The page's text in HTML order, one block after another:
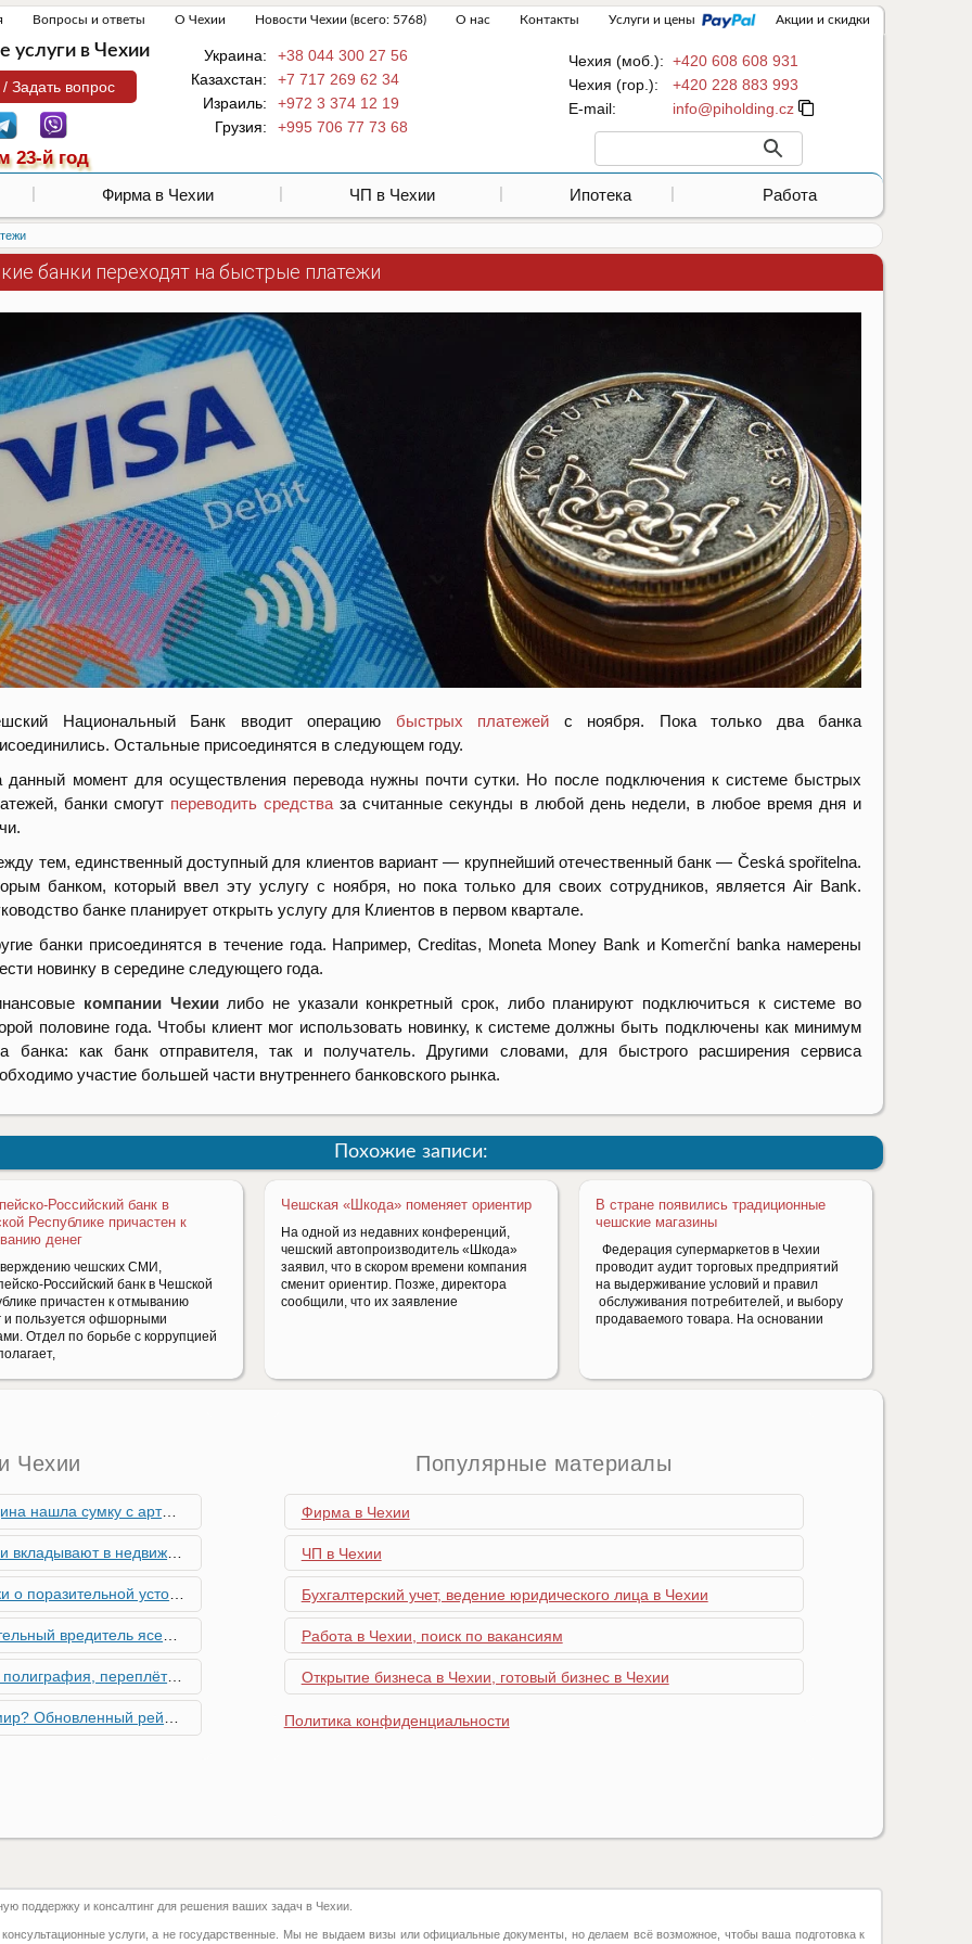
Вопросы и ответы О Чехии Новости Чехии (всего: 5768) О нас Контакты Услуги и цены Акции и скидки
Задать вопрос
23-й год
услуги в Чехии Чехия (моб.): +420 608 608 931
Чехия (гор.):
+420 228 883 993
Е-mail:
Украина:
+38 044 300 27 56
Казахстан:
+7 717 269 62 34
Израиль:
+972 3 374 12 19
Грузия:
+995 706 77 73 68
Фирма в Чехии ЧП в Чехии Ипотека Работа
банки переходят на быстрые платежи
Национальный Банк вводит операцию быстрых платежей с ноября. Пока только два банка
Остальные присоединятся в следующем году.
данный момент для осуществления перевода нужны почти сутки. Но после подключения к системе быстрых
банки смогут переводить средства за считанные секунды в любой день недели, в любое время дня и
тем, единственный доступный для клиентов вариант — крупнейший отечественный банк — Česká spořitelna.
банком, который ввел эту услугу с ноября, но пока только для своих сотрудников, является Air Bank.
банке планирует открыть услугу для Клиентов в первом квартале.
банки присоединятся в течение года. Например, Creditas, Moneta Money Bank и Komerční banka намерены
новинку в середине следующего года.
компании Чехиилибо не указали конкретный срок, либо планируют подключиться к системе во
половине года. Чтобы клиент мог использовать новинку, к системе должны быть подключены как минимум
банка: как банк отправителя, так и получатель. Другими словами, для быстрого расширения сервиса
участие большей части внутреннего банковского рынка.
Похожие записи:
Российский банк в
Республике причастен к
денег
чешских СМИ,
Российский банк в Чешской
причастен к отмыванию
и пользуется офшорными
Отдел по борьбе с коррупцией
Чешская «Шкода» поменяет ориентир
На одной из недавних конференций,
чешский автопроизводитель «Шкода»
заявил, что в скором времени компания
сменит ориентир. Позже, директора
сообщили, что их заявление
В стране появились традиционные
чешские магазины
Федерация супермаркетов в Чехии
проводит аудит торговых предприятий
на выдерживание условий и правил
обслуживания потребителей, и выбору
продаваемого товара. На основании
Чехии
снарядами, остановив движение поездов
и почему меняются их предпочтения?
устойчивости экономики Чехии
к Чехии, необходима бдительность граждан
работы в Чехии - простая лицензия №14
глобальной мобильности 2026 года
Семей с Детьми через Пособия по Уходу
Популярные материалы
Фирма в Чехии
ЧП в Чехии
Бухгалтерский учет, ведение юридического лица в Чехии
Работа в Чехии, поиск по вакансиям
Открытие бизнеса в Чехии, готовый бизнес в Чехии
Политика конфиденциальности
поддержку и консалтинг для решения ваших задач в Чехии.
услуги, а не государственные. Мы не выдаем визы или официальные документы, но делаем всё возможное, чтобы ваша подготовка к